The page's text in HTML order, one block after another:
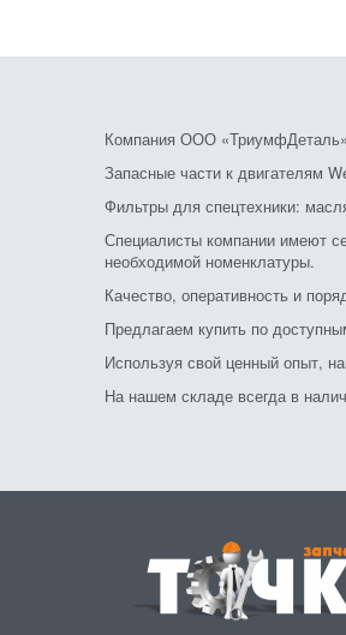
Компания ООО «ТриумфДеталь»
Запасные части к двигателям
Фильтры для спецтехники:
Специалисты компании имеют
необходимой номенклатуры.
Качество, оперативность и
Предлагаем купить по
Используя свой ценный опыт,
На нашем складе всегда в